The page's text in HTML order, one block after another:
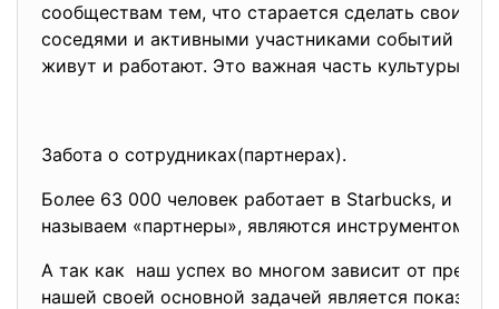
сообществам тем, что старается сделать своих
соседями и активными участниками событий тех
живут и работают. Это важная часть культуры и
Забота о сотрудниках(партнерах).
Более 63 000 человек работает в Starbucks, и
называем «партнеры», являются инструментом
А так как наш успех во многом зависит от
нашей своей основной задачей является